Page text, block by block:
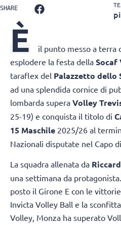
SHARE
È
il punto messo a terra
esplodere la festa della Socaf
taraflex del Palazzetto dello
ad una splendida cornice di
lombarda supera Volley
25-19) e conquista il titolo di
15 Maschile 2025/26 al
Nazionali disputate nel Capo
La squadra allenata da
una settimana da
posto il Girone E con le
Invicta Volley Ball e la
Volley, Monza ha superato